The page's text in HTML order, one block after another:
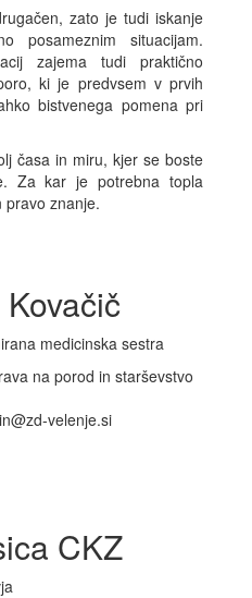
zato je tudi iskanje
posameznim situacijam.
zajema tudi praktično
ki je predvsem v prvih
bistvenega pomena pri
časa in miru, kjer se boste
Za kar je potrebna topla
pravo znanje.
medicinska sestra
na porod in starševstvo
velenje.si
CKZ